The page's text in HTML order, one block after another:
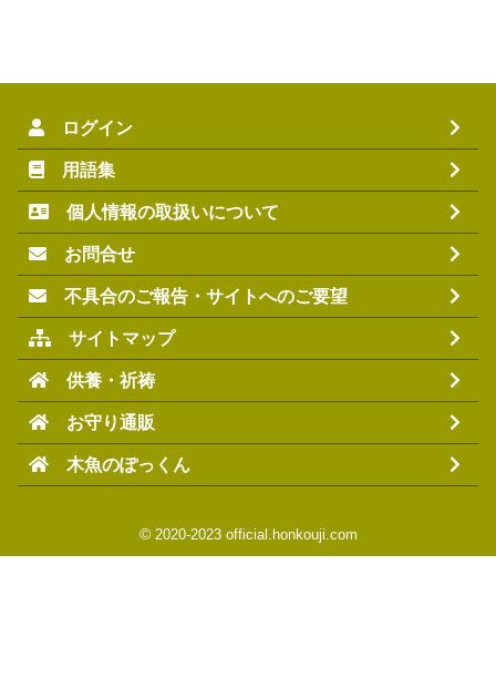
ログイン
用語集
個人情報の取扱いについて
お問合せ
不具合のご報告・サイトへのご要望
サイトマップ
供養・祈祷
お守り通販
木魚のぽっくん
©2020-2023 official.honkouji.com